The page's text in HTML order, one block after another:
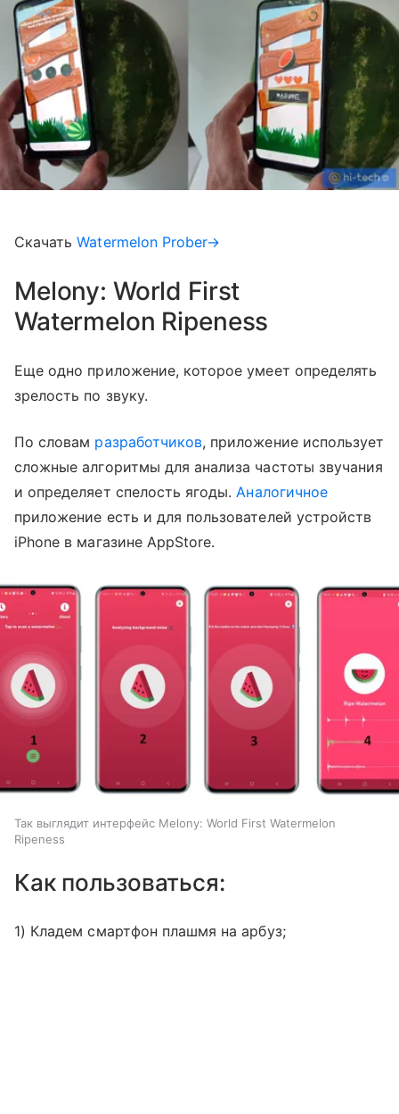
СкачатьWatermelon Prober→
Melony: World First
Watermelon Ripeness
Еще одно приложение, которое умеет определять
зрелость по звуку.
По словам разработчиков, приложение использует
сложные алгоритмы для анализа частоты звучания
и определяет спелость ягоды. Аналогичное
приложение есть и для пользователей устройств
iPhone в магазине AppStore.
Так выглядит интерфейс Melony: World First Watermelon
Ripeness
Как пользоваться:
1) Кладем смартфон плашмя на арбуз;